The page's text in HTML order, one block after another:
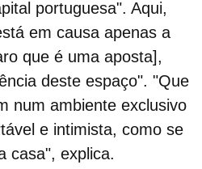
portuguesa". Aqui,
em causa apenas a
que é uma aposta],
deste espaço". "Que
num ambiente exclusivo
e intimista, como se
casa", explica.